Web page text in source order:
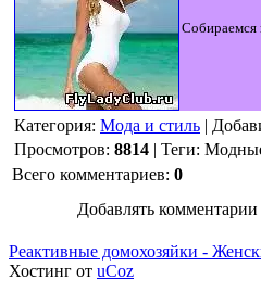
Собираемся
Категория: Мода и стиль |
Просмотров: 8814 | Теги:
Всего комментариев: 0
Добавлять комментарии
Реактивные домохозяйки -
Хостинг от uCoz